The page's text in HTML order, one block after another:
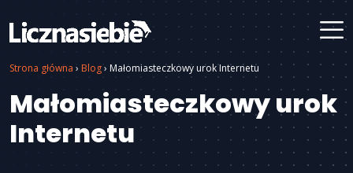
Strona główna › Blog› Małomiasteczkowy urok Internetu
Małomiasteczkowy urok
Internetu